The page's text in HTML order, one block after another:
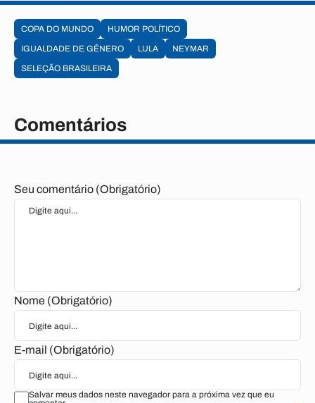
COPA DO MUNDO
HUMOR POLÍTICO
IGUALDADE DE GÊNERO
LULA
NEYMAR
SELEÇÃO BRASILEIRA
Comentários
Seu comentário (Obrigatório)
Nome (Obrigatório)
E-mail (Obrigatório)
Salvar meus dados neste navegador para a próxima vez que eu